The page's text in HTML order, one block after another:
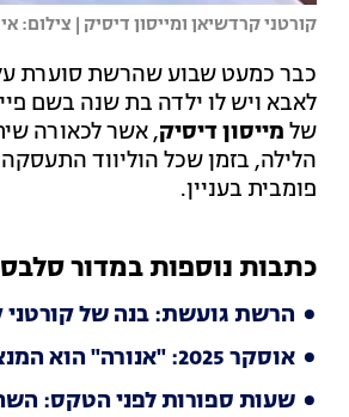
קורטני קרדשיאן ומייסון דיסיק | צילום:
כבר כמעט שבוע שהרשת סוערת
לאבא ויש לו ילדה בת שנה בשם
של מייסון דיסיק, אשר לכאורה
הלילה, בזמן שכל הוליווד
פומבית בעניין.
כתבות נוספות במדור
הרשת גועשת: בנה של קורטני
אוסקר 2025: "אנורה" הוא המנצח הגדול; הסרט הישראלי-פלסטיני זכה בפרס הסרט הדוקומנטרי
שעות ספורות לפני הטקס: